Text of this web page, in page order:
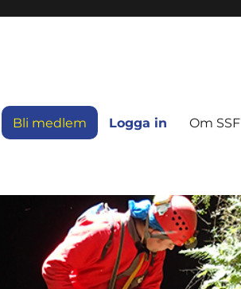
Bli medlem Logga in Om SSF